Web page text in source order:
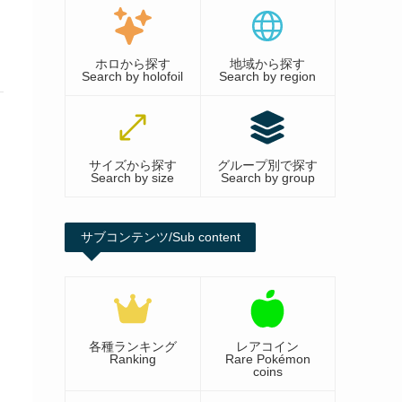
ホロから探す
Search by holofoil
地域から探す
Search by region
サイズから探す
Search by size
グループ別で探す
Search by group
サブコンテンツ/Sub content
各種ランキング
Ranking
レアコイン
Rare Pokémon
coins